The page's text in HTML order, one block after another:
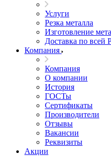
Услуги
Резка металла
Изготовление
Доставка по всей
Компания
Компания
О компании
История
ГОСТы
Сертификаты
Производители
Отзывы
Вакансии
Реквизиты
Акции